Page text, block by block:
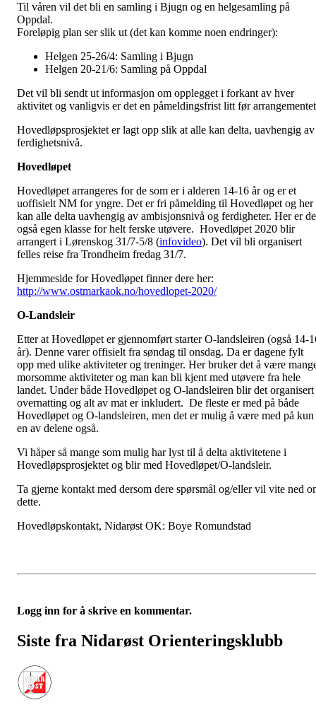
Til våren vil det bli en samling i Bjugn og en helgesamling på
Oppdal.
Foreløpig plan ser slik ut (det kan komme noen endringer):
Helgen 25-26/4: Samling i Bjugn
Helgen 20-21/6: Samling på Oppdal
Det vil bli sendt ut informasjon om opplegget i forkant av hver
aktivitet og vanligvis er det en påmeldingsfrist litt før
Hovedløpsprosjektet er lagt opp slik at alle kan delta, uavhengig av
ferdighetsnivå.
Hovedløpet
Hovedløpet arrangeres for de som er i alderen 14-16 år og er et
uoffisielt NM for yngre. Det er fri påmelding til Hovedløpet og her
kan alle delta uavhengig av ambisjonsnivå og ferdigheter. Her er
også egen klasse for helt ferske utøvere. Hovedløpet 2020 blir
arrangert i Lørenskog 31/7-5/8 (infovideo). Det vil bli organisert
felles reise fra Trondheim fredag 31/7.
Hjemmeside for Hovedløpet finner dere her:
http://www.ostmarkaok.no/hovedlopet-2020/
O-Landsleir
Etter at Hovedløpet er gjennomført starter O-landsleiren (også 14-
år). Denne varer offisielt fra søndag til onsdag. Da er dagene fylt
opp med ulike aktiviteter og treninger. Her bruker det å være
morsomme aktiviteter og man kan bli kjent med utøvere fra hele
landet. Under både Hovedløpet og O-landsleiren blir det organisert
overnatting og alt av mat er inkludert. De fleste er med på både
Hovedløpet og O-landsleiren, men det er mulig å være med på kun
en av delene også.
Vi håper så mange som mulig har lyst til å delta aktivitetene i
Hovedløpsprosjektet og blir med Hovedløpet/O-landsleir.
Ta gjerne kontakt med dersom dere spørsmål og/eller vil vite ned
dette.
Hovedløpskontakt, Nidarøst OK: Boye Romundstad
Logg inn for å skrive en kommentar.
Siste fra Nidarøst Orienteringsklubb